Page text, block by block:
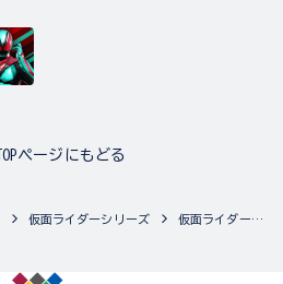
TOPページにもどる
仮面ライダーシリーズ 仮面ライダーシリーズの最新商品一覧